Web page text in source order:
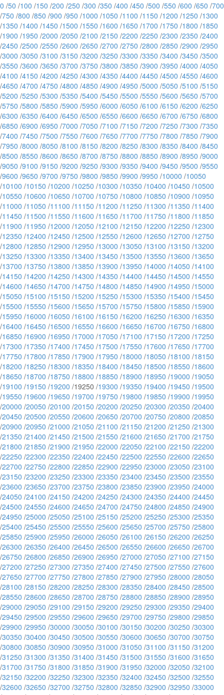
0 /50 /100 /150 /200 /250 /300 /350 /400 /450 /500 /550 /600 /650 /700
/750 /800 /850 /900 /950 /1000 /1050 /1100 /1150 /1200 /1250 /1300
/1350 /1400 /1450 /1500 /1550 /1600 /1650 /1700 /1750 /1800 /1850
/1900 /1950 /2000 /2050 /2100 /2150 /2200 /2250 /2300 /2350 /2400
/2450 /2500 /2550 /2600 /2650 /2700 /2750 /2800 /2850 /2900 /2950
/3000 /3050 /3100 /3150 /3200 /3250 /3300 /3350 /3400 /3450 /3500
/3550 /3600 /3650 /3700 /3750 /3800 /3850 /3900 /3950 /4000 /4050
/4100 /4150 /4200 /4250 /4300 /4350 /4400 /4450 /4500 /4550 /4600
/4650 /4700 /4750 /4800 /4850 /4900 /4950 /5000 /5050 /5100 /5150
/5200 /5250 /5300 /5350 /5400 /5450 /5500 /5550 /5600 /5650 /5700
/5750 /5800 /5850 /5900 /5950 /6000 /6050 /6100 /6150 /6200 /6250
/6300 /6350 /6400 /6450 /6500 /6550 /6600 /6650 /6700 /6750 /6800
/6850 /6900 /6950 /7000 /7050 /7100 /7150 /7200 /7250 /7300 /7350
/7400 /7450 /7500 /7550 /7600 /7650 /7700 /7750 /7800 /7850 /7900
/7950 /8000 /8050 /8100 /8150 /8200 /8250 /8300 /8350 /8400 /8450
/8500 /8550 /8600 /8650 /8700 /8750 /8800 /8850 /8900 /8950 /9000
/9050 /9100 /9150 /9200 /9250 /9300 /9350 /9400 /9450 /9500 /9550
/9600 /9650 /9700 /9750 /9800 /9850 /9900 /9950 /10000 /10050
/10100 /10150 /10200 /10250 /10300 /10350 /10400 /10450 /10500
/10550 /10600 /10650 /10700 /10750 /10800 /10850 /10900 /10950
/11000 /11050 /11100 /11150 /11200 /11250 /11300 /11350 /11400
/11450 /11500 /11550 /11600 /11650 /11700 /11750 /11800 /11850
/11900 /11950 /12000 /12050 /12100 /12150 /12200 /12250 /12300
/12350 /12400 /12450 /12500 /12550 /12600 /12650 /12700 /12750
/12800 /12850 /12900 /12950 /13000 /13050 /13100 /13150 /13200
/13250 /13300 /13350 /13400 /13450 /13500 /13550 /13600 /13650
/13700 /13750 /13800 /13850 /13900 /13950 /14000 /14050 /14100
/14150 /14200 /14250 /14300 /14350 /14400 /14450 /14500 /14550
/14600 /14650 /14700 /14750 /14800 /14850 /14900 /14950 /15000
/15050 /15100 /15150 /15200 /15250 /15300 /15350 /15400 /15450
/15500 /15550 /15600 /15650 /15700 /15750 /15800 /15850 /15900
/15950 /16000 /16050 /16100 /16150 /16200 /16250 /16300 /16350
/16400 /16450 /16500 /16550 /16600 /16650 /16700 /16750 /16800
/16850 /16900 /16950 /17000 /17050 /17100 /17150 /17200 /17250
/17300 /17350 /17400 /17450 /17500 /17550 /17600 /17650 /17700
/17750 /17800 /17850 /17900 /17950 /18000 /18050 /18100 /18150
/18200 /18250 /18300 /18350 /18400 /18450 /18500 /18550 /18600
/18650 /18700 /18750 /18800 /18850 /18900 /18950 /19000 /19050
/19100 /19150 /19200 /19250 /19300 /19350 /19400 /19450 /19500
/19550 /19600 /19650 /19700 /19750 /19800 /19850 /19900 /19950
/20000 /20050 /20100 /20150 /20200 /20250 /20300 /20350 /20400
/20450 /20500 /20550 /20600 /20650 /20700 /20750 /20800 /20850
/20900 /20950 /21000 /21050 /21100 /21150 /21200 /21250 /21300
/21350 /21400 /21450 /21500 /21550 /21600 /21650 /21700 /21750
/21800 /21850 /21900 /21950 /22000 /22050 /22100 /22150 /22200
/22250 /22300 /22350 /22400 /22450 /22500 /22550 /22600 /22650
/22700 /22750 /22800 /22850 /22900 /22950 /23000 /23050 /23100
/23150 /23200 /23250 /23300 /23350 /23400 /23450 /23500 /23550
/23600 /23650 /23700 /23750 /23800 /23850 /23900 /23950 /24000
/24050 /24100 /24150 /24200 /24250 /24300 /24350 /24400 /24450
/24500 /24550 /24600 /24650 /24700 /24750 /24800 /24850 /24900
/24950 /25000 /25050 /25100 /25150 /25200 /25250 /25300 /25350
/25400 /25450 /25500 /25550 /25600 /25650 /25700 /25750 /25800
/25850 /25900 /25950 /26000 /26050 /26100 /26150 /26200 /26250
/26300 /26350 /26400 /26450 /26500 /26550 /26600 /26650 /26700
/26750 /26800 /26850 /26900 /26950 /27000 /27050 /27100 /27150
/27200 /27250 /27300 /27350 /27400 /27450 /27500 /27550 /27600
/27650 /27700 /27750 /27800 /27850 /27900 /27950 /28000 /28050
/28100 /28150 /28200 /28250 /28300 /28350 /28400 /28450 /28500
/28550 /28600 /28650 /28700 /28750 /28800 /28850 /28900 /28950
/29000 /29050 /29100 /29150 /29200 /29250 /29300 /29350 /29400
/29450 /29500 /29550 /29600 /29650 /29700 /29750 /29800 /29850
/29900 /29950 /30000 /30050 /30100 /30150 /30200 /30250 /30300
/30350 /30400 /30450 /30500 /30550 /30600 /30650 /30700 /30750
/30800 /30850 /30900 /30950 /31000 /31050 /31100 /31150 /31200
/31250 /31300 /31350 /31400 /31450 /31500 /31550 /31600 /31650
/31700 /31750 /31800 /31850 /31900 /31950 /32000 /32050 /32100
/32150 /32200 /32250 /32300 /32350 /32400 /32450 /32500 /32550
/32600 /32650 /32700 /32750 /32800 /32850 /32900 /32950 /33000